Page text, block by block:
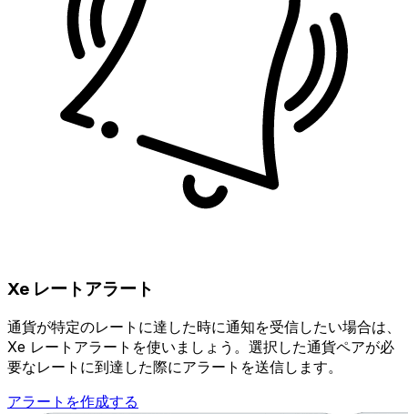
Xe レートアラート
通貨が特定のレートに達した時に通知を受信したい場合は、
Xe レートアラートを使いましょう。選択した通貨ペアが必
要なレートに到達した際にアラートを送信します。
アラートを作成する